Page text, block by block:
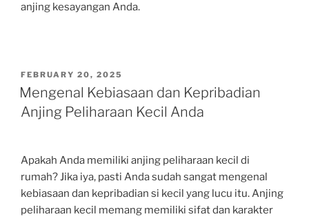
anjing kesayangan Anda.
POSTED
ON
FEBRUARY 20, 2025
Mengenal Kebiasaan dan Kepribadian
Anjing Peliharaan Kecil Anda
Apakah Anda memiliki anjing peliharaan kecil di
rumah? Jika iya, pasti Anda sudah sangat mengenal
kebiasaan dan kepribadian si kecil yang lucu itu. Anjing
peliharaan kecil memang memiliki sifat dan karakter